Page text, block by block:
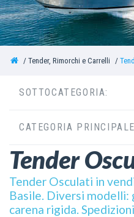
Tender, Rimorchi e Carrelli
Tender
Tender Osculati in
Basile. Diversi modelli:
carena rigida.
SOTTOCATEGORIA:
CATEGORIA